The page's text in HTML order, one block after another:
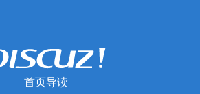
首页导读